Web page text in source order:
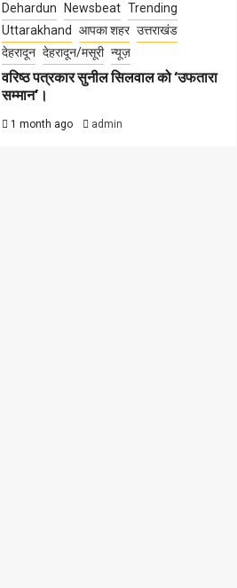
Dehardun Newsbeat Trending
Uttarakhand
आपका शहर उत्तराखंड
देहरादून देहरादून/मसूरी न्यूज़
वरिष्ठ पत्रकार सुनील सिलवाल को ‘उफतारा
सम्मान’।
1 month ago admin